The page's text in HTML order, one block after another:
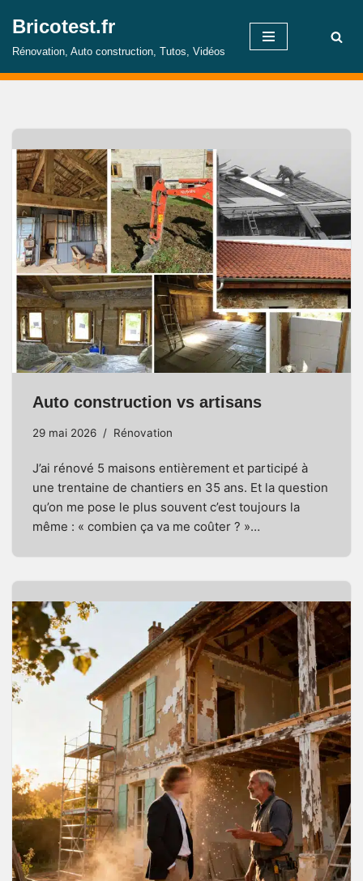
Aller
contenu
Bricotest.fr
Rénovation, Auto construction, Tutos, Vidéos
Auto construction vs artisans
29 mai 2026 Rénovation
J’ai rénové 5 maisons entièrement et participé à
une trentaine de chantiers en 35 ans. Et la question
qu’on me pose le plus souvent c’est toujours la
même : « combien ça va me coûter ? »…